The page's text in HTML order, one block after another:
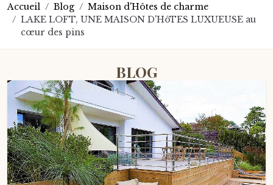
Accueil / Blog / Maison d'Hôtes de charme
/ LAKE LOFT, UNE MAISON D'HôTES LUXUEUSE au
cœur des pins
BLOG